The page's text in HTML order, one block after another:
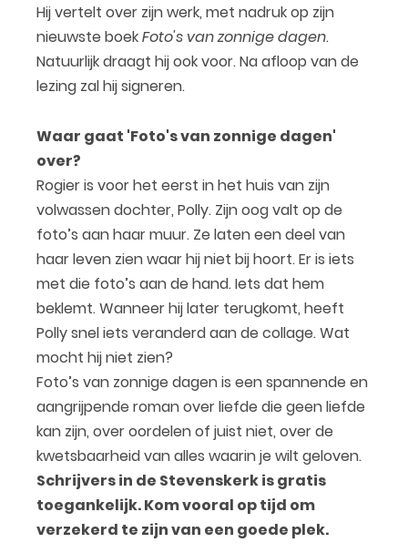
Hij vertelt over zijn werk, met nadruk op zijn
nieuwste boekFoto's van zonnige dagen.
Natuurlijk draagt hij ook voor. Na afloop van de
lezing zal hij signeren.
Waar gaat 'Foto's van zonnige dagen'
over?
Rogier is voor het eerst in het huis van zijn
volwassen dochter, Polly. Zijn oog valt op de
foto’s aan haar muur. Ze laten een deel van
haar leven zien waar hij niet bij hoort. Er is iets
met die foto’s aan de hand. Iets dat hem
beklemt. Wanneer hij later terugkomt, heeft
Polly snel iets veranderd aan de collage. Wat
mocht hij niet zien?
Foto’s van zonnige dagen is een spannende en
aangrijpende roman over liefde die geen liefde
kan zijn, over oordelen of juist niet, over de
kwetsbaarheid van alles waarin je wilt geloven.
Schrijvers in de Stevenskerk is gratis
toegankelijk. Kom vooral op tijd om
verzekerd te zijn van een goede plek.